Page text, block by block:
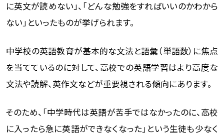
に英文が読めない」、「どんな勉強をすればいいのかわから
ない」といったものが挙げられます。
中学校の英語教育が基本的な文法と語彙（単語数）に焦点
を当てているのに対して、高校での英語学習はより高度な
文法や読解、英作文などが重要視される傾向にあります。
そのため、「中学時代は英語が苦手ではなかったのに、高校
に入ったら急に英語ができなくなった」という生徒も少なく